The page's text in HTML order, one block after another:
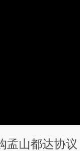
孟山都达协议